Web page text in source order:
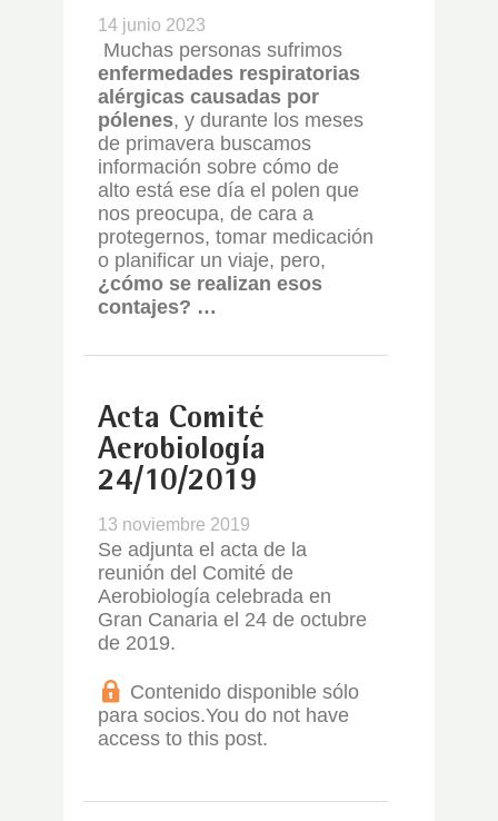
14 junio 2023
Muchas personas sufrimos
enfermedades respiratorias
alérgicas causadas por
pólenes, y durante los meses
de primavera buscamos
información sobre cómo de
alto está ese día el polen que
nos preocupa, de cara a
protegernos, tomar medicación
o planificar un viaje, pero,
¿cómo se realizan esos
contajes? …
Acta Comité
Aerobiología
24/10/2019
13 noviembre 2019
Se adjunta el acta de la
reunión del Comité de
Aerobiología celebrada en
Gran Canaria el 24 de octubre
de 2019.
Contenido disponible sólo
para socios.You do not have
access to this post.